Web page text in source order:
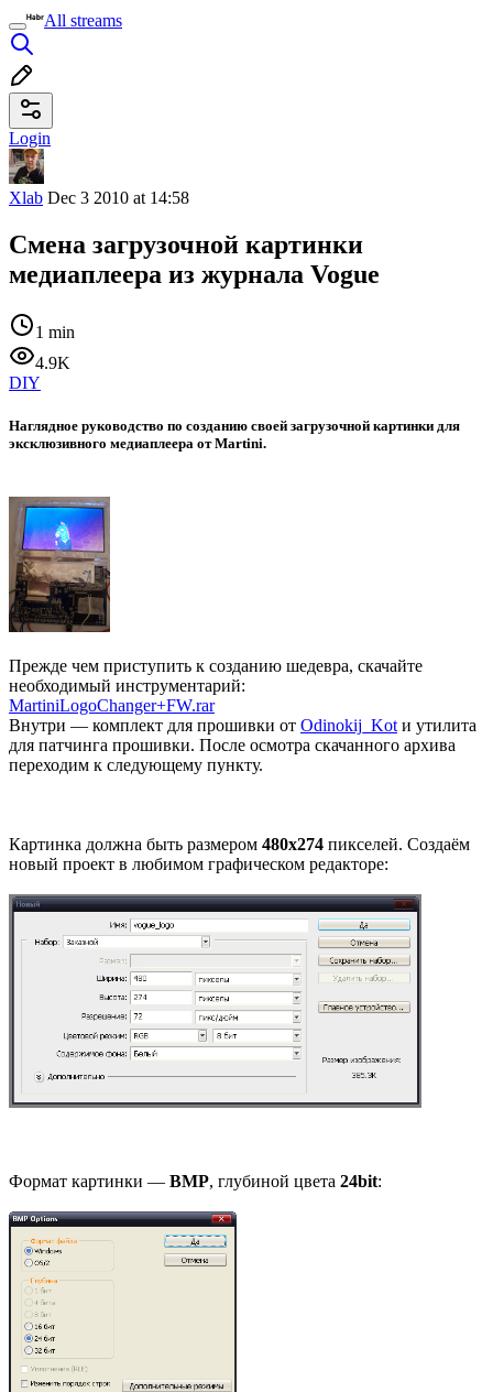
All streams
Login
Xlab Dec 3 2010 at 14:58
Смена загрузочной картинки
медиаплеера из журнала Vogue
1 min
4.9K
DIY
Наглядное руководство по созданию своей загрузочной картинки для
эксклюзивного медиаплеера от Martini.
Прежде чем приступить к созданию шедевра, скачайте
необходимый инструментарий:
MartiniLogoChanger+FW.rar
Внутри — комплект для прошивки от Odinokij_Kot и утилита
для патчинга прошивки. После осмотра скачанного архива
переходим к следующему пункту.
Картинка должна быть размером 480x274 пикселей. Создаём
новый проект в любимом графическом редакторе:
Формат картинки — BMP, глубиной цвета 24bit: